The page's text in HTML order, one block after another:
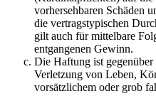
vorhersehbaren Schäden
die vertragstypischen
gilt auch für mittelbare
entgangenen Gewinn.
Die Haftung ist
Verletzung von Leben,
vorsätzlichem oder grob